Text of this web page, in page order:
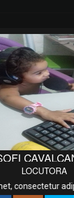
LOCUTORA